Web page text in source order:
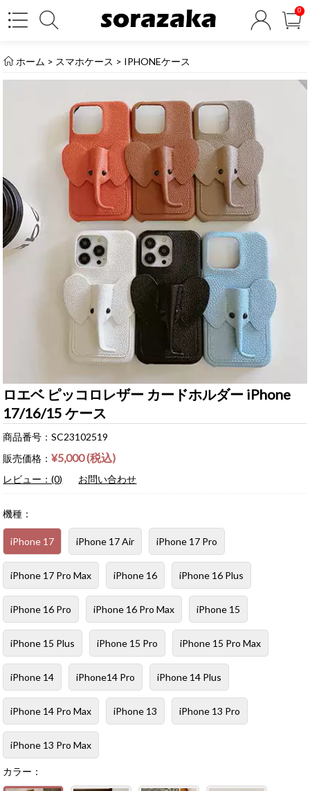
0
ホーム > スマホケース > IPHONEケース
ロエベ ピッコロレザー カードホルダー iPhone
17/16/15 ケース
商品番号：SC23102519
販売価格：¥5,000 (税込)
レビュー：(0) お問い合わせ
機種：
iPhone 17 iPhone 17 Air iPhone 17 Pro
iPhone 17 Pro Max iPhone 16 iPhone 16 Plus
iPhone 16 Pro iPhone 16 Pro Max iPhone 15
iPhone 15 Plus iPhone 15 Pro iPhone 15 Pro Max
iPhone 14 iPhone14 Pro iPhone 14 Plus
iPhone 14 Pro Max iPhone 13 iPhone 13 Pro
iPhone 13 Pro Max
カラー：